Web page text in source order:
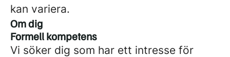
kan variera.
Om dig
Formell kompetens
Vi söker dig som har ett intresse för